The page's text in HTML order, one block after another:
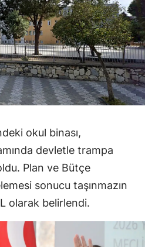
okul binası,
devletle trampa
Plan ve Bütçe
sonucu taşınmazın
olarak belirlendi.